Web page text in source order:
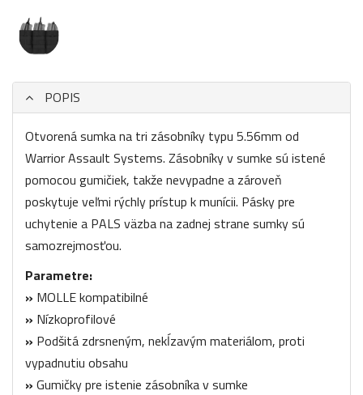
POPIS
Otvorená sumka na tri zásobníky typu 5.56mm od
Warrior Assault Systems. Zásobníky v sumke sú istené
pomocou gumičiek, takže nevypadne a zároveň
poskytuje veľmi rýchly prístup k munícii. Pásky pre
uchytenie a PALS väzba na zadnej strane sumky sú
samozrejmosťou.
Parametre:
» MOLLE kompatibilné
» Nízkoprofilové
» Podšitá zdrsneným, nekĺzavým materiálom, proti
vypadnutiu obsahu
» Gumičky pre istenie zásobníka v sumke